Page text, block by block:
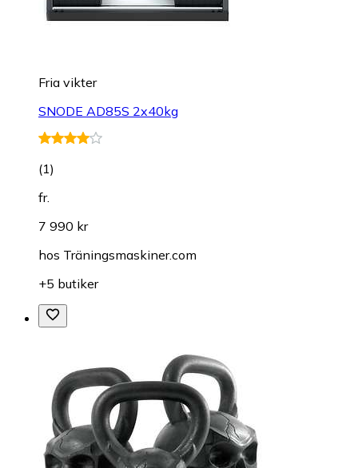
Fria vikter
SNODE AD85S 2x40kg
(1)
fr.
7 990 kr
hos Träningsmaskiner.com
+5 butiker